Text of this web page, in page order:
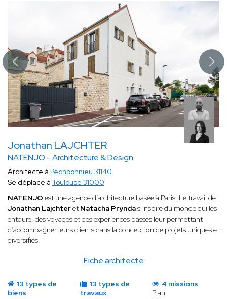
Jonathan LAJCHTER
NATENJO - Architecture & Design
Fiche architecte
Architecte à Pechbonnieu 31140
Se déplace à Toulouse 31000
NATENJO est une agence d’architecture basée à Paris. Le travail de
Jonathan Lajchteret Natacha Pryndas’inspire du monde qui les
entoure, des voyages et des expériences passés leur permettant
d’accompagner leurs clients dans la conception de projets uniques et
diversifiés.
13 types de
biens
13 types de
travaux
4 missions
Plan